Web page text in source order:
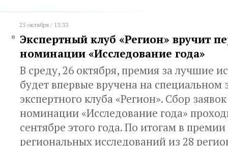
25 октября / 13:33
Экспертный клуб «Регион» вручит
номинации «Исследование года»
В среду, 26 октября, премия за лучшие
будет впервые вручена на специальном
экспертного клуба «Регион». Сбор
номинации «Исследование года»
сентябре этого года. По итогам в
региональных исследований из 28